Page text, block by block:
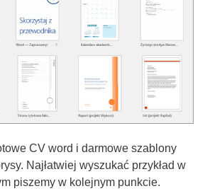
CV word i darmowe szablony
Najłatwiej wyszukać przykład w
piszemy w kolejnym punkcie.